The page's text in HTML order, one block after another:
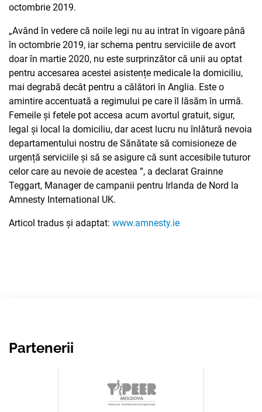
octombrie 2019.
„Având în vedere că noile legi nu au intrat în vigoare până
în octombrie 2019, iar schema pentru serviciile de avort
doar în martie 2020, nu este surprinzător că unii au optat
pentru accesarea acestei asistențe medicale la domiciliu,
mai degrabă decât pentru a călători în Anglia. Este o
amintire accentuată a regimului pe care îl lăsăm în urmă.
Femeile și fetele pot accesa acum avortul gratuit, sigur,
legal și local la domiciliu, dar acest lucru nu înlătură nevoia
departamentului nostru de Sănătate să comisioneze de
urgență serviciile și să se asigure că sunt accesibile tuturor
celor care au nevoie de acestea ”, a declarat Grainne
Teggart, Manager de campanii pentru Irlanda de Nord la
Amnesty International UK.
Articol tradus și adaptat: www.amnesty.ie
Partenerii